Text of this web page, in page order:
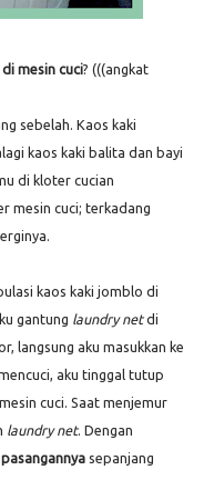
mesin cuci? (((angkat
sebelah. Kaos kaki
kaos kaki balita dan bayi
di kloter cucian
mesin cuci; terkadang
kaos kaki jomblo di
gantung laundry netdi
langsung aku masukkan ke
aku tinggal tutup
cuci. Saat menjemur
laundry net. Dengan
sepanjang